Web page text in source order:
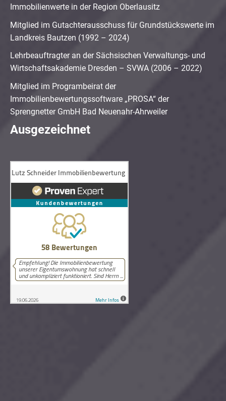
Immobilienwerte in der Region Oberlausitz
Mitglied im Gutachterausschuss für Grundstückswerte im
Landkreis Bautzen (1992 – 2024)
Lehrbeauftragter an der Sächsischen Verwaltungs- und
Wirtschaftsakademie Dresden – SVWA (2006 – 2022)
Mitglied im Programbeirat der
Immobilienbewertungssoftware „PROSA“ der
Sprengnetter GmbH Bad Neuenahr-Ahrweiler
Ausgezeichnet